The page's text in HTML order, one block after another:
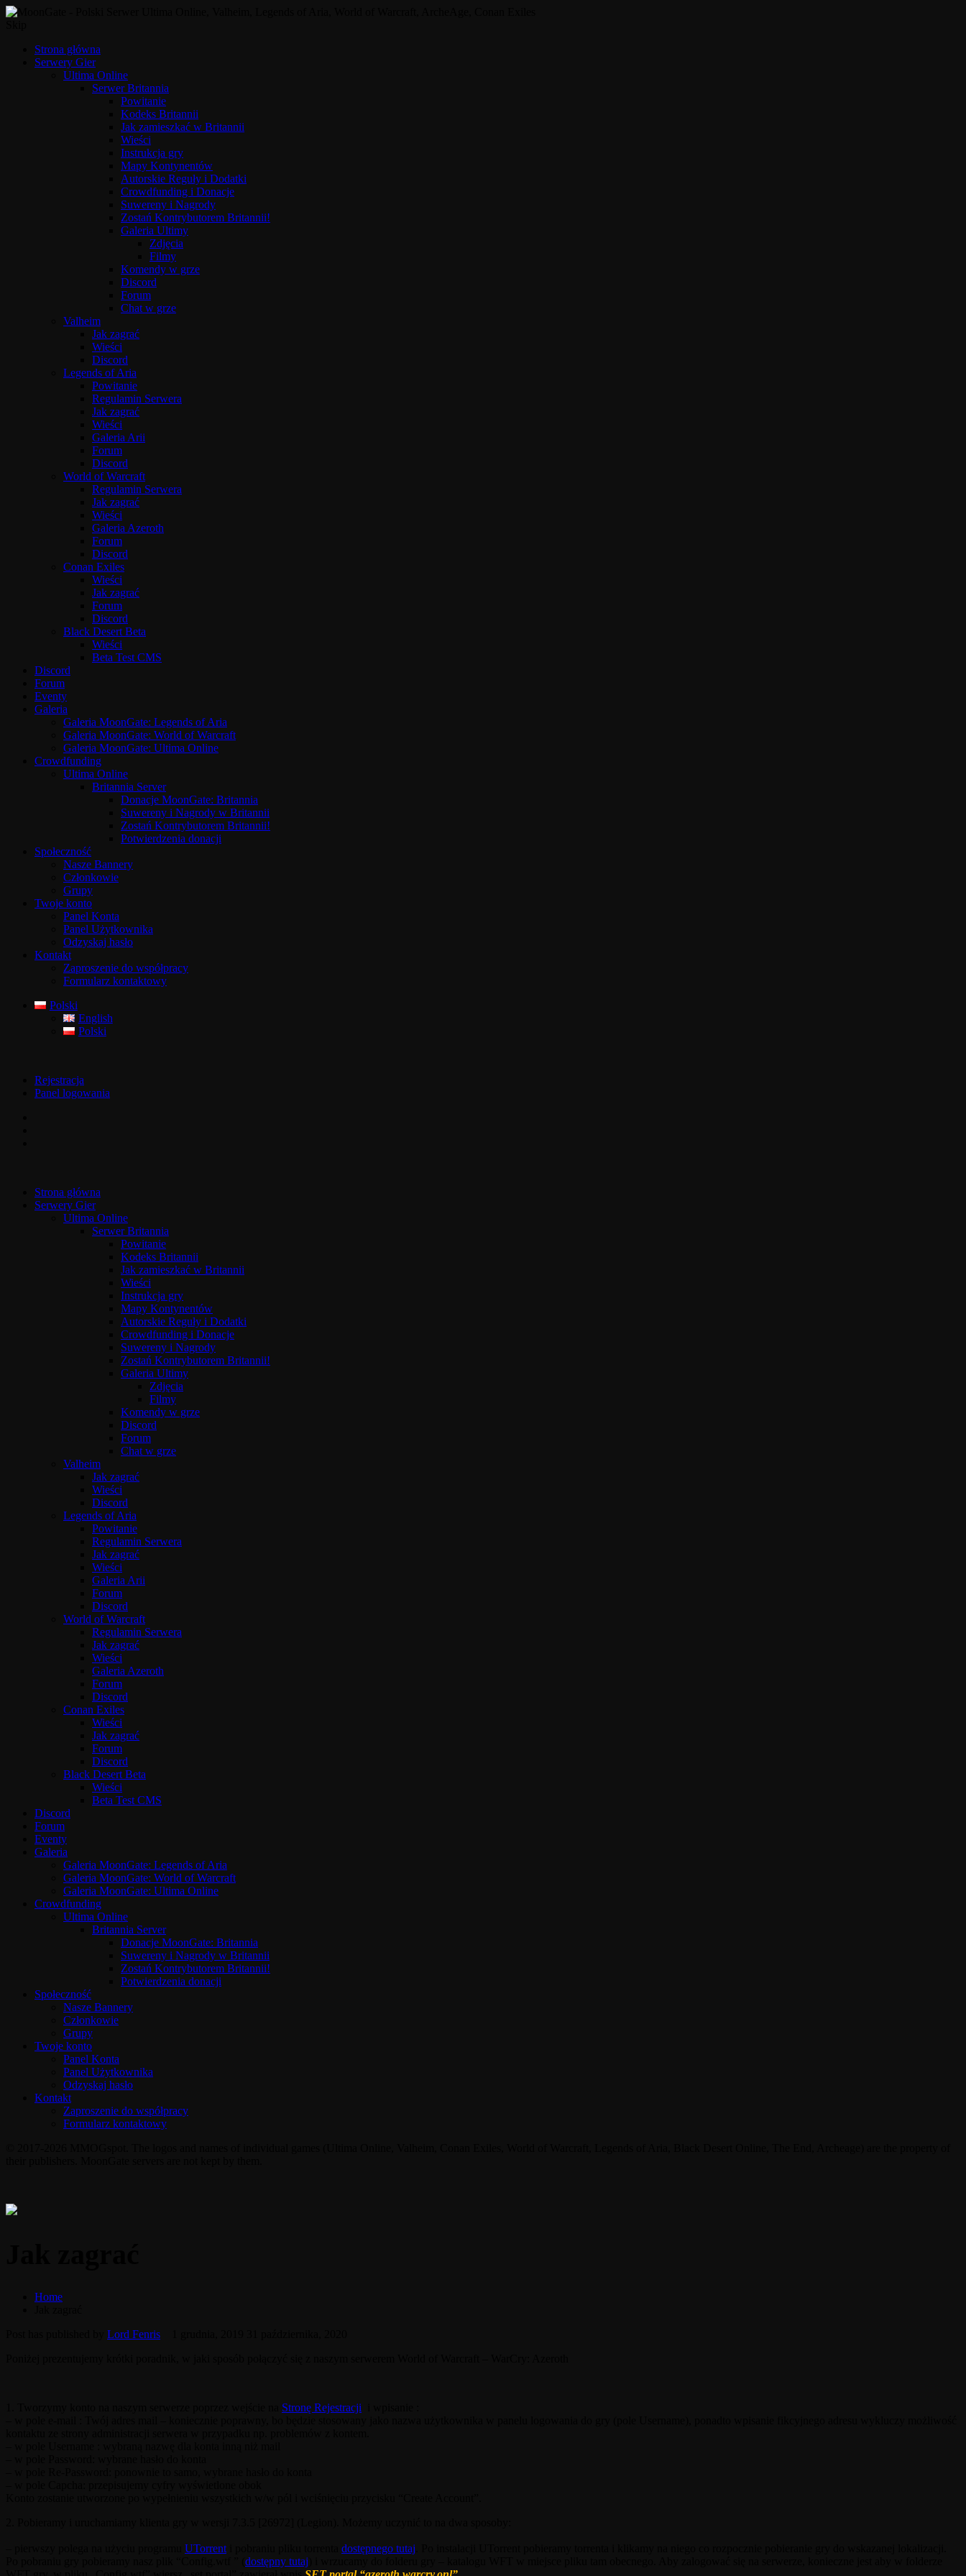
Strona główna
Serwery Gier
Ultima Online
Serwer Britannia
Powitanie
Kodeks Britannii
Jak zamieszkać w Britannii
Wieści
Instrukcja gry
Mapy Kontynentów
Autorskie Reguły i Dodatki
Crowdfunding i Donacje
Suwereny i Nagrody
Zostań Kontrybutorem Britannii!
Galeria Ultimy
Zdjęcia
Filmy
Komendy w grze
Discord
Forum
Chat w grze
Valheim
Jak zagrać
Wieści
Discord
Legends of Aria
Powitanie
Regulamin Serwera
Jak zagrać
Wieści
Galeria Arii
Forum
Discord
World of Warcraft
Regulamin Serwera
Jak zagrać
Wieści
Galeria Azeroth
Forum
Discord
Conan Exiles
Wieści
Jak zagrać
Forum
Discord
Black Desert Beta
Wieści
Beta Test CMS
Discord
Forum
Eventy
Galeria
Galeria MoonGate: Legends of Aria
Galeria MoonGate: World of Warcraft
Galeria MoonGate: Ultima Online
Crowdfunding
Ultima Online
Britannia Server
Donacje MoonGate: Britannia
Suwereny i Nagrody w Britannii
Zostań Kontrybutorem Britannii!
Potwierdzenia donacji
Społeczność
Nasze Bannery
Członkowie
Grupy
Twoje konto
Panel Konta
Panel Użytkownika
Odzyskaj hasło
Kontakt
Zaproszenie do współpracy
Formularz kontaktowy
Polski
English
Polski
Rejestracja
Panel logowania
Strona główna
Serwery Gier
Ultima Online
Serwer Britannia
Powitanie
Kodeks Britannii
Jak zamieszkać w Britannii
Wieści
Instrukcja gry
Mapy Kontynentów
Autorskie Reguły i Dodatki
Crowdfunding i Donacje
Suwereny i Nagrody
Zostań Kontrybutorem Britannii!
Galeria Ultimy
Zdjęcia
Filmy
Komendy w grze
Discord
Forum
Chat w grze
Valheim
Jak zagrać
Wieści
Discord
Legends of Aria
Powitanie
Regulamin Serwera
Jak zagrać
Wieści
Galeria Arii
Forum
Discord
World of Warcraft
Regulamin Serwera
Jak zagrać
Wieści
Galeria Azeroth
Forum
Discord
Conan Exiles
Wieści
Jak zagrać
Forum
Discord
Black Desert Beta
Wieści
Beta Test CMS
Discord
Forum
Eventy
Galeria
Galeria MoonGate: Legends of Aria
Galeria MoonGate: World of Warcraft
Galeria MoonGate: Ultima Online
Crowdfunding
Ultima Online
Britannia Server
Donacje MoonGate: Britannia
Suwereny i Nagrody w Britannii
Zostań Kontrybutorem Britannii!
Potwierdzenia donacji
Społeczność
Nasze Bannery
Członkowie
Grupy
Twoje konto
Panel Konta
Panel Użytkownika
Odzyskaj hasło
Kontakt
Zaproszenie do współpracy
Formularz kontaktowy
Home
Lord Fenris
Stronę Rejestracji
UTorrent dostępnego tutaj
dostępny tutaj